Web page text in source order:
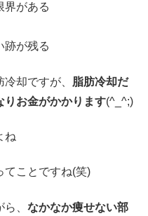
界がある
跡が残る
却ですが、 脂肪冷却だ
りお金がかかります(^_^;)
ね
てことですね(笑)
、 なかなか痩せない部